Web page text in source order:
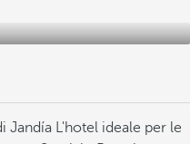
Jandía L'hotel ideale per le